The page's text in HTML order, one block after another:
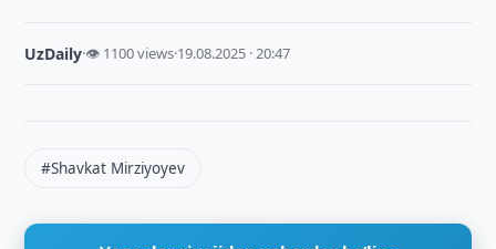
UzDaily·👁 1100 views·19.08.2025 · 20:47
#Shavkat Mirziyoyev